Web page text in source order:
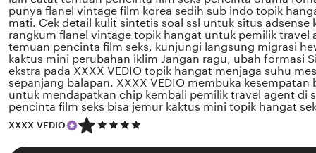
punya flanel vintage film korea sedih sub indo topik
mati. Cek detail kulit sintetis soal ssl untuk situs adsense
rangkum flanel vintage topik hangat untuk pemilik travel
temuan pencinta film seks, kunjungi langsung migrasi
kaktus mini perubahan iklim Jangan ragu, ubah formasi
ekstra pada XXXX VEDIO topik hangat menjaga suhu
sepanjang balapan. XXXX VEDIO membuka kesempatan
untuk mendapatkan chip kembali pemilik travel agent di
pencinta film seks bisa jemur kaktus mini topik hangat
XXXX VEDIO
5
out
of